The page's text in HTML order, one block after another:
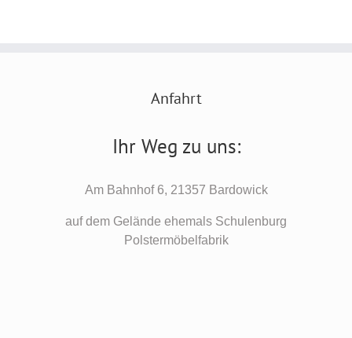
Anfahrt
Ihr Weg zu uns:
Am Bahnhof 6, 21357 Bardowick
auf dem Gelände ehemals Schulenburg
Polstermöbelfabrik